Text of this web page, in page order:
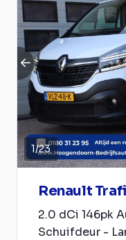
1/23
Renault
2.0 dCi 146pk
Schuifdeur -